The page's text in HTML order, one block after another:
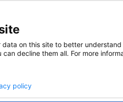
on this site to better
decline them all. For more
policy